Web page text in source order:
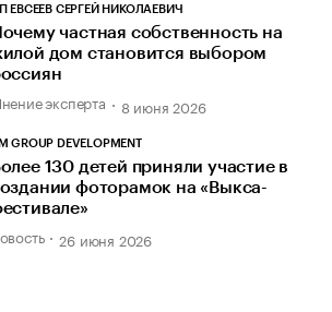
ЕВСЕЕВ СЕРГЕЙ НИКОЛАЕВИЧ
частная собственность на
дом становится выбором
эксперта 8 июня 2026
GROUP DEVELOPMENT
130 детей приняли участие в
фоторамок на «Выкса-
26 июня 2026